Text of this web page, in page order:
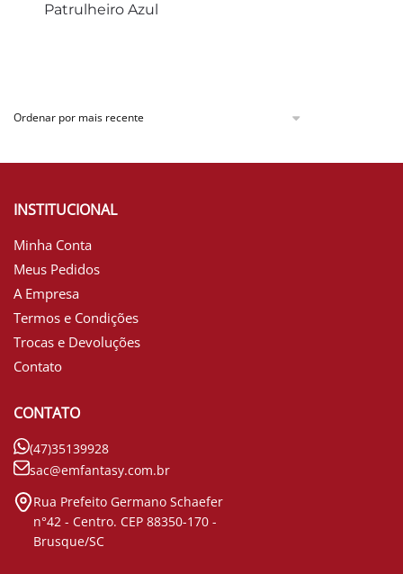
Patrulheiro Azul
INSTITUCIONAL
Minha Conta
Meus Pedidos
A Empresa
Termos e Condições
Trocas e Devoluções
Contato
CONTATO
(47)35139928
sac@emfantasy.com.br
Rua Prefeito Germano Schaefer
n°42 - Centro. CEP 88350-170 -
Brusque/SC